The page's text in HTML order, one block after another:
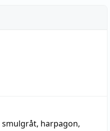
smulgråt, harpagon,